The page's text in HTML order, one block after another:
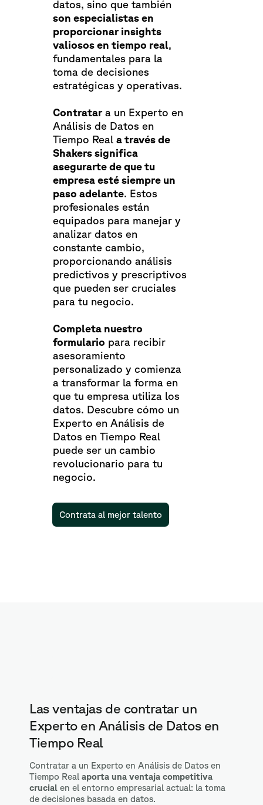
datos, sino que también
son especialistas en
proporcionar insights
valiosos en tiempo real,
fundamentales para la
toma de decisiones
estratégicas y operativas.
Contratara un Experto en
Análisis de Datos en
Tiempo Real a través de
Shakers significa
asegurarte de que tu
empresa esté siempre un
paso adelante. Estos
profesionales están
equipados para manejar y
analizar datos en
constante cambio,
proporcionando análisis
predictivos y prescriptivos
que pueden ser cruciales
para tu negocio.
Completa nuestro
formulario para recibir
asesoramiento
personalizado y comienza
a transformar la forma en
que tu empresa utiliza los
datos. Descubre cómo un
Experto en Análisis de
Datos en Tiempo Real
puede ser un cambio
revolucionario para tu
negocio.
Contrata al mejor talento
Las ventajas de contratar un
Experto en Análisis de Datos en
Tiempo Real
Contratar a un Experto en Análisis de Datos en
Tiempo Real aporta una ventaja competitiva
crucial en el entorno empresarial actual: la toma
de decisiones basada en datos.